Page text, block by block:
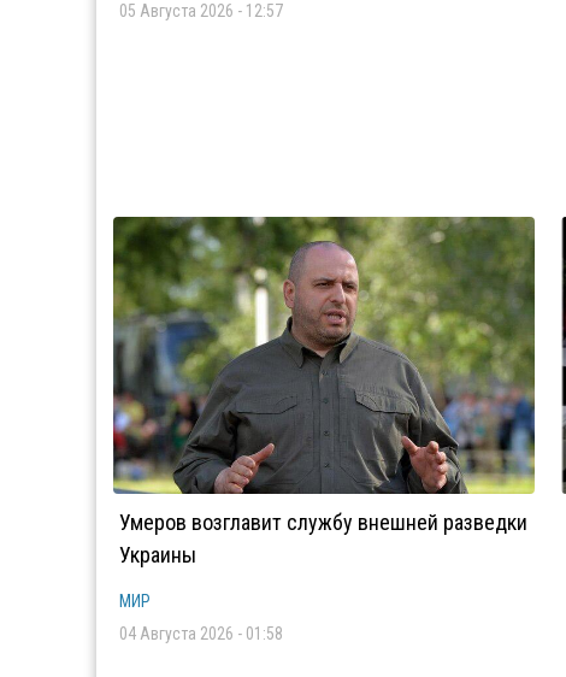
05 Августа 2026 - 12:57
Умеров возглавит службу внешней разведки
Украины
МИР
04 Августа 2026 - 01:58